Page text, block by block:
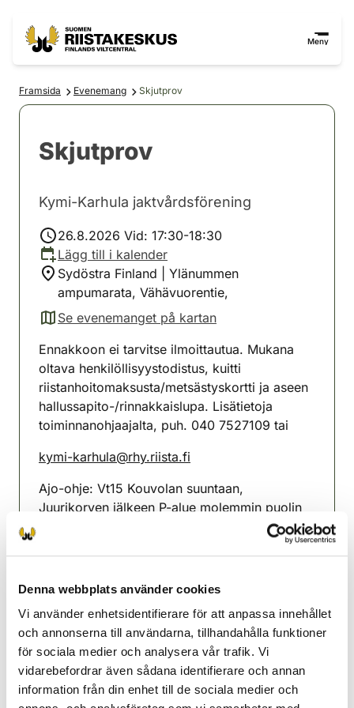
Denna webbplats använder cookies
Vi använder enhetsidentifierare för att anpassa innehållet
och annonserna till användarna, tillhandahålla funktioner
för sociala medier och analysera vår trafik. Vi
vidarebefordrar även sådana identifierare och annan
information från din enhet till de sociala medier och
Meny
Framsida Evenemang Skjutprov
Skjutprov
Kymi-Karhula jaktvårdsförening
26.8.2026 Vid: 17:30-18:30
Lägg till i kalender
Sydöstra Finland | Ylänummen
ampumarata, Vähävuorentie,
Se evenemanget på kartan
(avautuu uuteen välilehteen)
Ennakkoon ei tarvitse ilmoittautua. Mukana
oltava henkilöllisyystodistus, kuitti
riistanhoitomaksusta/metsästyskortti ja aseen
hallussapito-/rinnakkaislupa. Lisätietoja
toiminnanohjaajalta, puh. 040 7527109 tai
kymi-karhula@rhy.riista.fi
Ajo-ohje: Vt15 Kouvolan suuntaan,
Juurikorven jälkeen P-alue molemmin puolin
tietä. P-alueen jälkeen oikealle Urontie (viitta
Maksu 20 €.
Kymi-Karhula jaktvårdsförening
Sydöstra Finland
040 752 7109
kymi-karhula@rhy.riista.fi